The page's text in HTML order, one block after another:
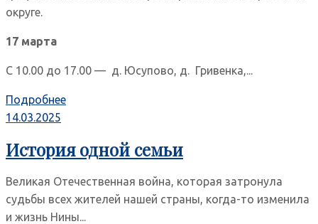
округе.
17 марта
С 10.00 до 17.00 — д. Юсупово, д. Гривенка,...
Подробнее
14.03.2025
История одной семьи
Великая Отечественная война, которая затронула
судьбы всех жителей нашей страны, когда-то изменила
и жизнь Нины...